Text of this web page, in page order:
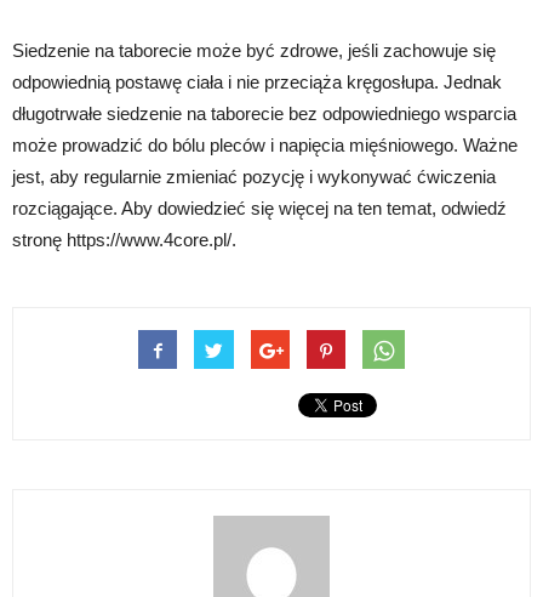
Siedzenie na taborecie może być zdrowe, jeśli zachowuje się
odpowiednią postawę ciała i nie przeciąża kręgosłupa. Jednak
długotrwałe siedzenie na taborecie bez odpowiedniego wsparcia
może prowadzić do bólu pleców i napięcia mięśniowego. Ważne
jest, aby regularnie zmieniać pozycję i wykonywać ćwiczenia
rozciągające. Aby dowiedzieć się więcej na ten temat, odwiedź
stronę https://www.4core.pl/.